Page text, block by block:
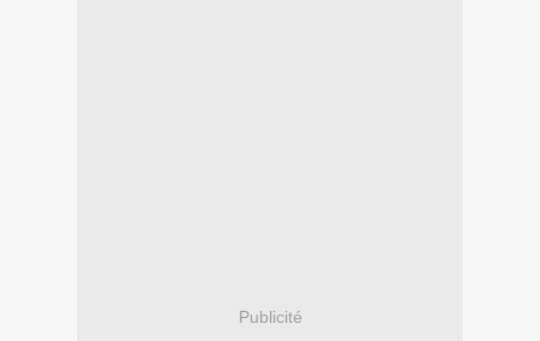
Publicité